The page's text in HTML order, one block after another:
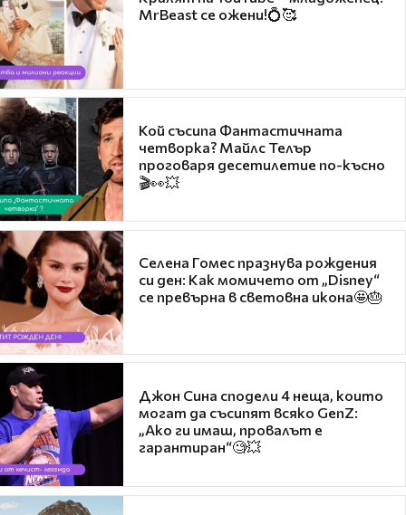
MrBeast се ожени!💍🥰
Кой съсипа Фантастичната
четворка? Майлс Телър
проговаря десетилетие по-късно
🎬👀💥
Селена Гомес празнува рождения
си ден: Как момичето от „Disney“
се превърна в световна икона🤩🎂
Джон Сина сподели 4 неща, които
могат да съсипят всяко GenZ:
„Ако ги имаш, провалът е
гарантиран“🧐💥